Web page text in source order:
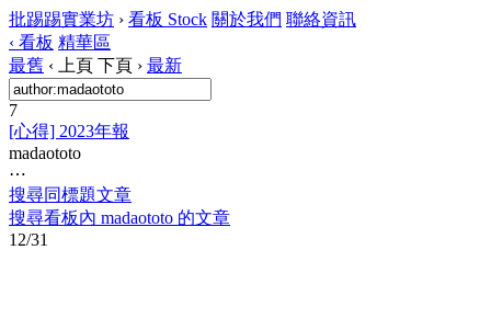
批踢踢實業坊 › 看板 Stock 關於我們 聯絡資訊
‹ 看板 精華區
最舊 ‹ 上頁 下頁 › 最新
7
[心得] 2023年報
madaototo
⋯
搜尋同標題文章
搜尋看板內 madaototo 的文章
12/31